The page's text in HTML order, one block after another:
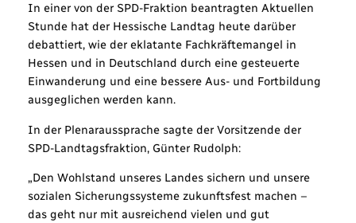
In einer von der SPD-Fraktion beantragten Aktuellen
Stunde hat der Hessische Landtag heute darüber
debattiert, wie der eklatante Fachkräftemangel in
Hessen und in Deutschland durch eine gesteuerte
Einwanderung und eine bessere Aus- und Fortbildung
ausgeglichen werden kann.
In der Plenaraussprache sagte der Vorsitzende der
SPD-Landtagsfraktion, Günter Rudolph:
„Den Wohlstand unseres Landes sichern und unsere
sozialen Sicherungssysteme zukunftsfest machen –
das geht nur mit ausreichend vielen und gut